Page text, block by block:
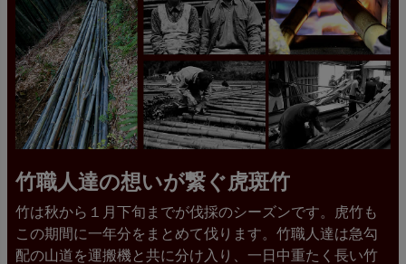
竹職人達の想いが繋ぐ虎斑竹
竹は秋から１月下旬までが伐採のシーズンです。虎竹も
この期間に一年分をまとめて伐ります。竹職人達は急勾
配の山道を運搬機と共に分け入り、一日中重たく長い竹